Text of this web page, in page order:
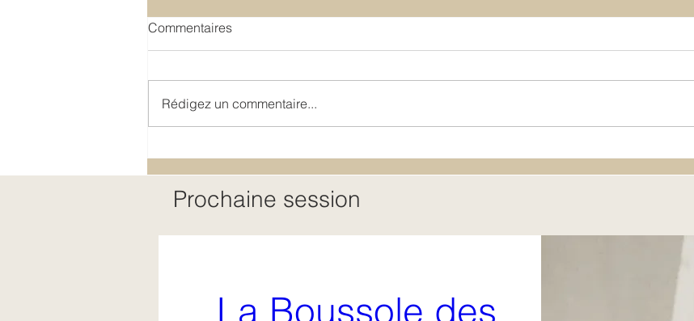
transgénérationnel
Commentaires
Rédigez un commentaire...
Prochaine session
La Boussole des